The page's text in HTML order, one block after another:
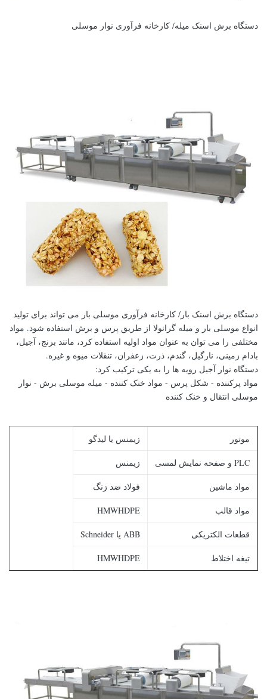
دستگاه برش اسنک میله/ کارخانه فرآوری نوار موسلی
دستگاه برش اسنک بار/ کارخانه فرآوری موسلی بار می تواند برای تولید
انواع موسلی بار و میله گرانولا از طریق پرس و برش استفاده شود. مواد
مختلفی را می توان به عنوان مواد اولیه استفاده کرد، مانند برنج، آجیل،
بادام زمینی، نارگیل، گندم، ذرت، زعفران، تنقلات میوه و غیره.
دستگاه نوار آجیل رویه ها را به یکی ترکیب کرد:
مواد پرکننده - شکل پرس - مواد خنک کننده - میله موسلی برش - نوار
موسلی انتقال و خنک کننده
موتور زیمنس یا لیدگو
PLC و صفحه نمایش لمسی زیمنس
مواد ماشین فولاد ضد زنگ
مواد قالب HMWHDPE
قطعات الکتریکی ABB یا Schneider
تیغه اختلاط HMWHDPE